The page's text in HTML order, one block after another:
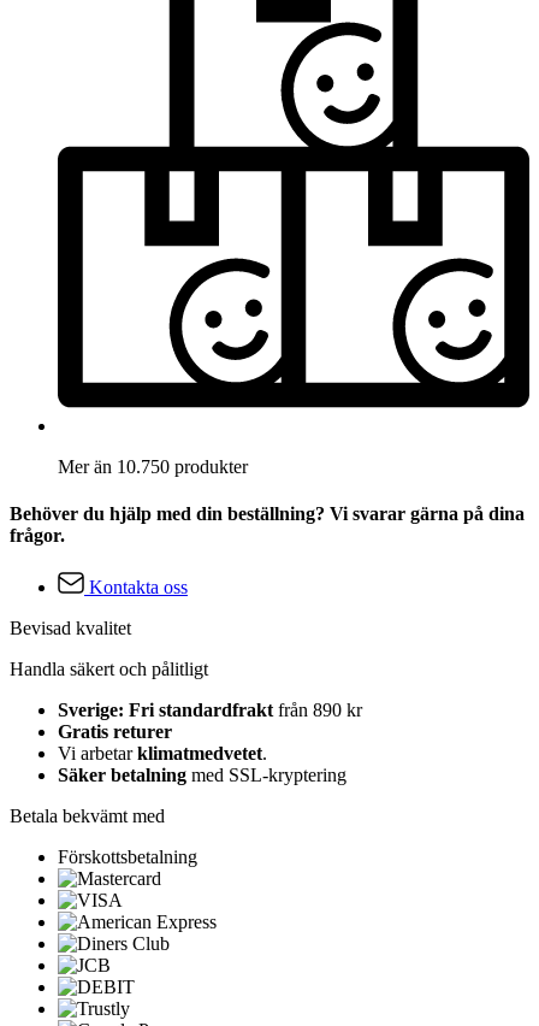
Mer än 10.750 produkter
Behöver du hjälp med din beställning? Vi svarar gärna på dina
frågor.
Kontakta oss
Bevisad kvalitet
Handla säkert och pålitligt
Sverige: Fri standardfrakt från 890 kr
Gratis returer
Vi arbetarklimatmedvetet.
Säker betalning med SSL-kryptering
Betala bekvämt med
Förskottsbetalning